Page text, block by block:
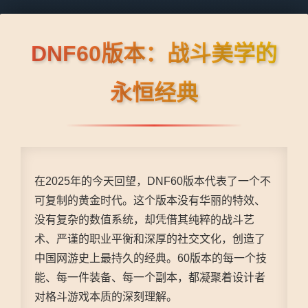
DNF60版本：战斗美学的
永恒经典
在2025年的今天回望，DNF60版本代表了一个不
可复制的黄金时代。这个版本没有华丽的特效、
没有复杂的数值系统，却凭借其纯粹的战斗艺
术、严谨的职业平衡和深厚的社交文化，创造了
中国网游史上最持久的经典。60版本的每一个技
能、每一件装备、每一个副本，都凝聚着设计者
对格斗游戏本质的深刻理解。